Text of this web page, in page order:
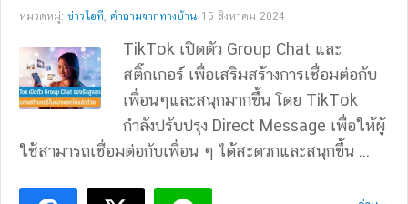
หมวดหมู่: ข่าวไอที, คำถามจากทางบ้าน 15 สิงหาคม 2024
TikTok เปิดตัว Group Chat และ
สติ๊กเกอร์ เพื่อเสริมสร้างการเชื่อมต่อกับ
เพื่อนๆและสนุกมากขึ้น โดย TikTok
กำลังปรับปรุง Direct Message เพื่อให้ผู้
ใช้สามารถเชื่อมต่อกับเพื่อน ๆ ได้สะดวกและสนุกขึ้น ...